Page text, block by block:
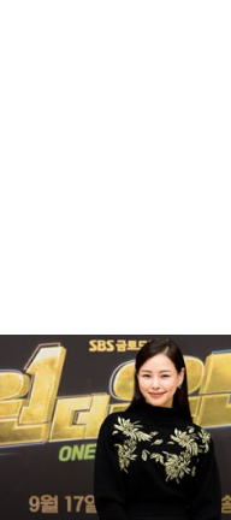
수
해
라
김